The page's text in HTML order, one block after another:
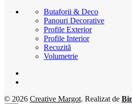
Butaforii & Deco
Panouri Decorative
Profile Exterior
Profile Interior
Recuzită
Volumetrie
© 2026 Creative Margot. Realizat de